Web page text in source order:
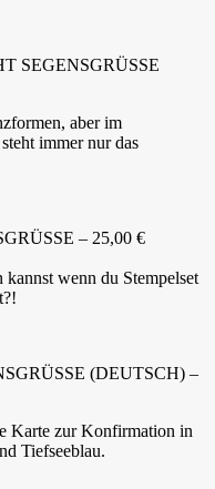
SEGENSGRÜSSE
aber im
immer nur das
– 25,00 €
wenn du Stempelset
(DEUTSCH) –
Karte zur Konfirmation in
Tiefseeblau.